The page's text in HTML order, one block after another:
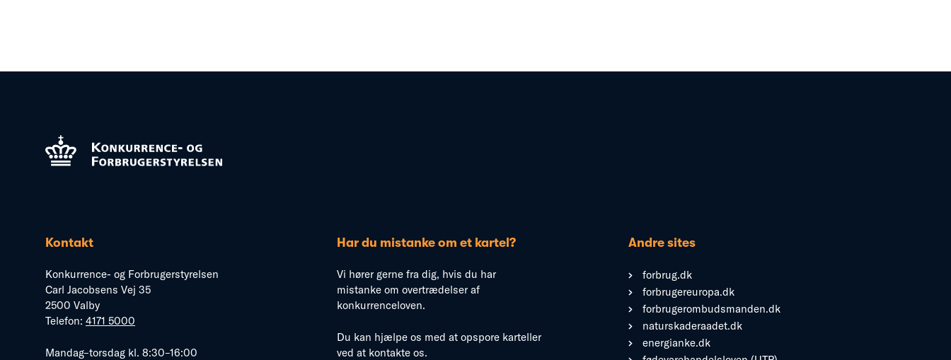
Kontakt
Konkurrence- og Forbrugerstyrelsen
Carl Jacobsens Vej 35
2500 Valby
Telefon: 4171 5000
Mandag–torsdag kl. 8:30–16:00
Har du mistanke om et kartel?
Vi hører gerne fra dig, hvis du har
mistanke om overtrædelser af
konkurrenceloven.
Du kan hjælpe os med at opspore karteller
ved at kontakte os.
Andre sites
forbrug.dk
forbrugereuropa.dk
forbrugerombudsmanden.dk
naturskaderaadet.dk
energianke.dk